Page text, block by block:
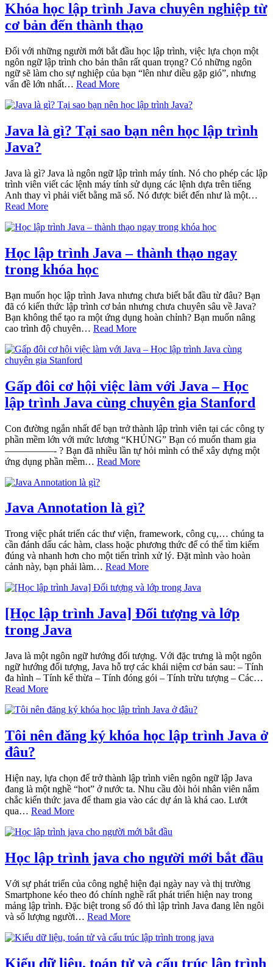
Khóa học lập trình Java chuyên nghiệp từ
cơ bản đến thành thạo
Đối với những người mới bắt đầu học lập trình, việc lựa chọn một
ngôn ngữ lập trình cho bản thân rất quan trọng? Có những ngôn
ngữ sẽ làm cho sự nghiệp của bạn “lên như diều gặp gió”, nhưng
vấn đề lớn nhất… Read More
Java là gì? Tại sao bạn nên học lập trình
Java?
Java là gì? Java là ngôn ngữ lập trình máy tính. Nó cho phép các lập
trình viên viết các lệnh máy tính sử dụng các lệnh dựa trên tiếng
Anh thay vì phải viết bằng mã số. Nó được biết đến như là một…
Read More
Học lập trình Java – thành thạo ngay
trong khóa học
Bạn muốn học lập trình Java nhưng chưa biết bắt đầu từ đâu? Bạn
đã có kiến thức lập trình cơ bản nhưng chưa chuyên sâu về Java?
Bạn không thể tạo ra một ứng dụng hoàn chỉnh? Bạn muốn nâng
cao trình độ chuyên… Read More
Gấp đôi cơ hội việc làm với Java – Học
lập trình Java cùng chuyên gia Stanford
Con đường ngắn nhất để bạn trở thành lập trình viên tại các công ty
phần mềm lớn với mức lương “KHỦNG” Bạn có muốn tham gia
—————- ? Bạn đã nhiều lần tự hỏi mình có thể xây dựng một
ứng dụng phần mềm… Read More
Java Annotation là gì?
Trong việc phát triển các thư viện, framework, công cụ,… chúng ta
cần đánh dấu các hàm, class hoặc phương thức để có thể tìm kiếm
đúng và nhanh hơn cho một tiến trình xử lý. Đặt mình vào hoàn
cảnh này, bạn phải làm… Read More
[Học lập trình Java] Đối tượng và lớp
trong Java
Java là một ngôn ngữ hướng đối tượng. Với đặc trưng là một ngôn
ngữ hướng đối tượng, Java hỗ trợ các khái niệm cơ bản sau: – Tính
đa hình – Tính kế thừa – Tính đóng gói – Tính trừu tượng – Các…
Read More
Tôi nên đăng ký khóa học lập trình Java ở
đâu?
Hiện nay, lựa chọn để trở thành lập trình viên ngôn ngữ lập Java
đang là một nghề “hot” ở nước ta. Nhu cầu đòi hỏi nhân viên nắm
chắc kiến thức java để tham gia vào các dự án là khá cao. Lướt
qua… Read More
Học lập trình java cho người mới bắt đầu
Với sự phát triển của công nghệ hiện đại ngày nay và thị trường
Smartphone kéo theo đó chính nghề rất phát triển hiện nay trong
mảng lập trình. Đặc biệt trong số đó thì lập trình Java đang lên ngôi
và số lượng người… Read More
Kiểu dữ liệu, toán tử và cấu trúc lập trình